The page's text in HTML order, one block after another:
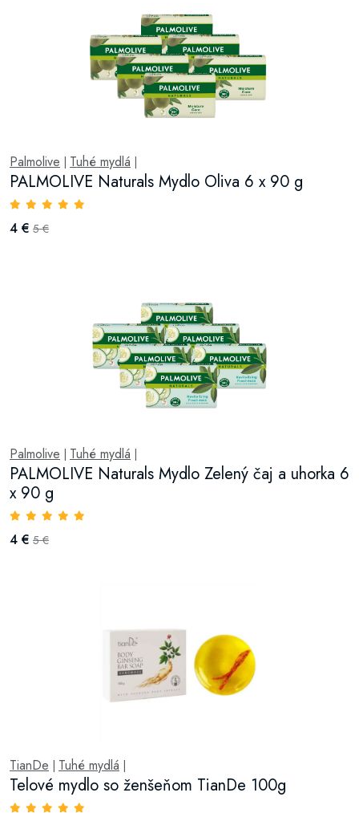
Palmolive Tuhé mydlá
PALMOLIVE Naturals Mydlo Oliva 6 x 90 g
4 € 5 €
Palmolive Tuhé mydlá
PALMOLIVE Naturals Mydlo Zelený čaj a uhorka 6
x 90 g
4 € 5 €
TianDe Tuhé mydlá
Telové mydlo so ženšeňom TianDe 100g